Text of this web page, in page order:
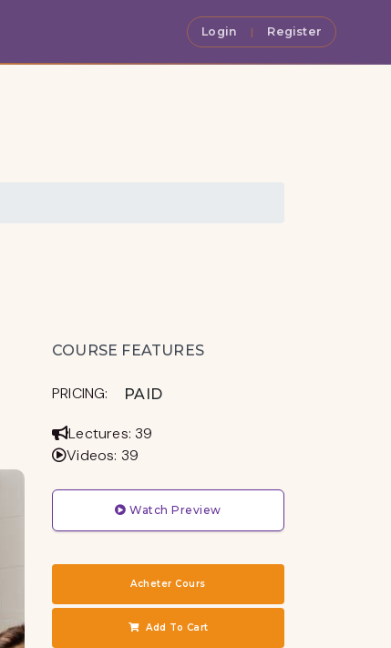
Login | Register
COURSE FEATURES
PRICING: PAID
Lectures: 39
Videos: 39
Watch Preview
Acheter Cours
Add To Cart